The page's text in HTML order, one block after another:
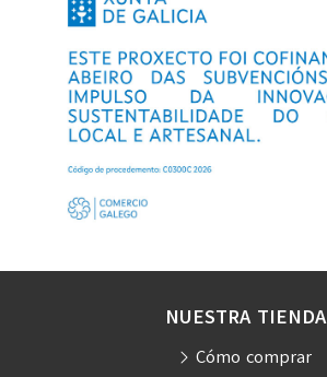
NUESTRA TIENDA
Cómo comprar